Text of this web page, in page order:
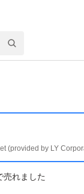
(provided by LY
売れました